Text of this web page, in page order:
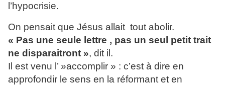
l’hypocrisie.
On pensait que Jésus allait tout abolir.
« Pas une seule lettre , pas un seul petit trait
ne disparaitront », dit il.
Il est venu l’ »accomplir » : c’est à dire en
approfondir le sens en la réformant et en